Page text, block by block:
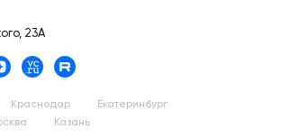
23А
Краснодар
Екатеринбург
Казань